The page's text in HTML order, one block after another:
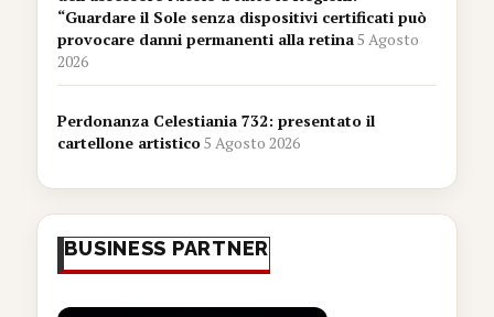
“Guardare il Sole senza dispositivi certificati può
provocare danni permanenti alla retina5 Agosto
2026
Perdonanza Celestiania 732: presentato il
cartellone artistico5 Agosto 2026
BUSINESS PARTNER